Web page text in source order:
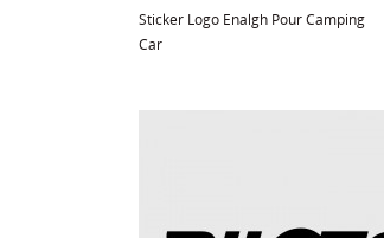
Sticker Logo Enalgh Pour Camping
Car